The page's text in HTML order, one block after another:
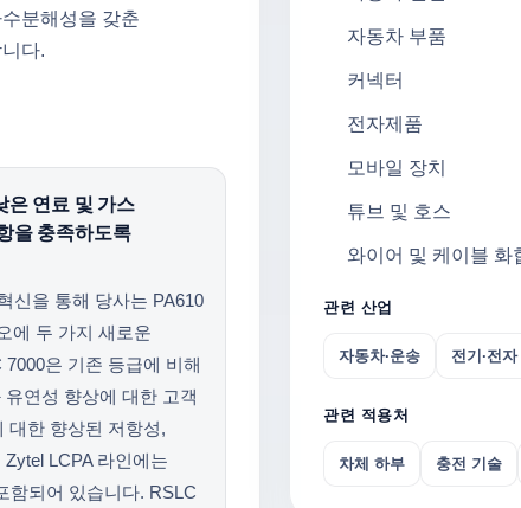
분해성을 갖춘
다.
은 연료 및 가스
을 충족하도록
신을 통해 당사는 PA610
에 두 가지 새로운
은 기존 등급에 비해
연성 향상에 대한 고객
대한 향상된 저항성,
LCPA 라인에는
함되어 있습니다. RSLC
자동차 부품
커넥터
전자제품
모바일 장치
튜브 및 호스
와이어 및 케이블 화
관련 산업
자동차·운송 전기·전자
관련 적용처
차체 하부 충전 기술